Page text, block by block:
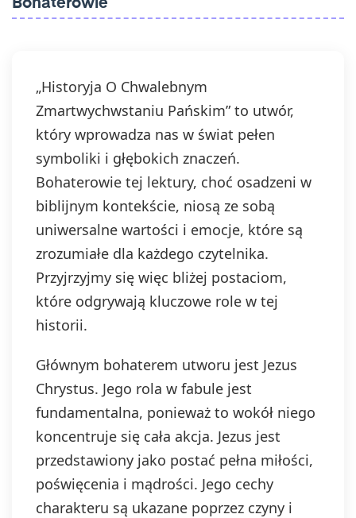
zgody przed jej wycofaniem. Wycofanie zgody
jest możliwe poprzez kontakt z Administratorem
Bohaterowie
„Historyja O Chwalebnym
Zmartwychwstaniu Pańskim” to utwór,
który wprowadza nas w świat pełen
symboliki i głębokich znaczeń.
Bohaterowie tej lektury, choć osadzeni w
biblijnym kontekście, niosą ze sobą
uniwersalne wartości i emocje, które są
zrozumiałe dla każdego czytelnika.
Przyjrzyjmy się więc bliżej postaciom,
które odgrywają kluczowe role w tej
historii.
Głównym bohaterem utworu jest Jezus
Chrystus. Jego rola w fabule jest
fundamentalna, ponieważ to wokół niego
koncentruje się cała akcja. Jezus jest
przedstawiony jako postać pełna miłości,
poświęcenia i mądrości. Jego cechy
charakteru są ukazane poprzez czyny i